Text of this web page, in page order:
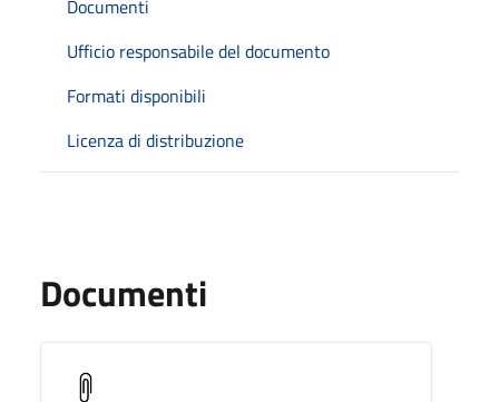
Documenti
Ufficio responsabile del documento
Formati disponibili
Licenza di distribuzione
Documenti